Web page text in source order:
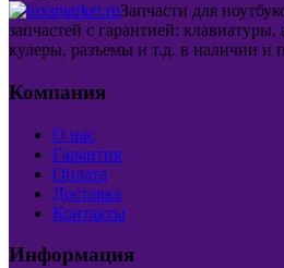
Запчасти для
запчастей с гарантией:
кулеры, разъемы и т.д. в наличии и
Компания
О нас
Гарантия
Оплата
Доставка
Контакты
Информация